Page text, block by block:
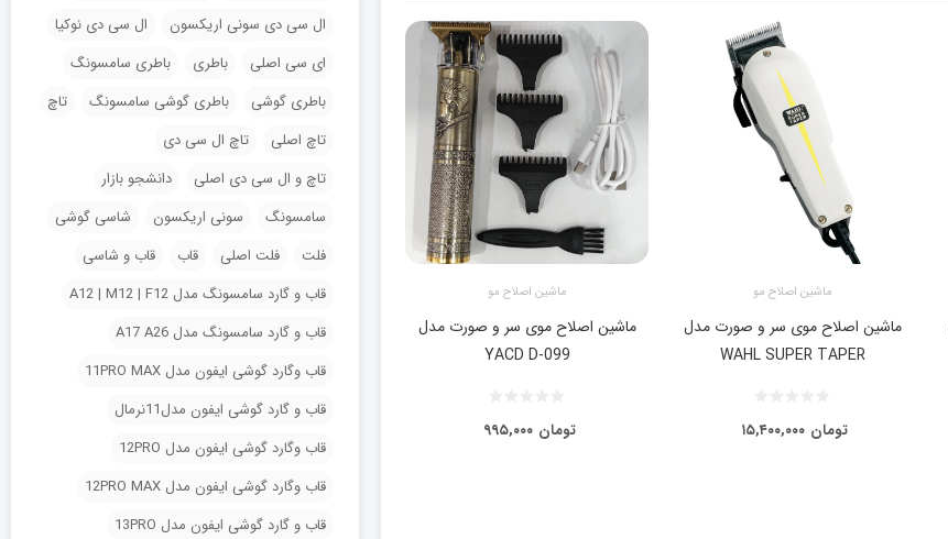
ماشین اصلاح مو
ماشین اصلاح موی سر و صورت مدل
WAHL SUPER TAPER
۱۵,۴۰۰,۰۰۰ تومان
ماشین اصلاح مو
ماشین اصلاح موی سر و صورت مدل
YACD D-099
۹۹۵,۰۰۰ تومان
ال سی دی سونی اریکسون
ال سی دی نوکیا
ای سی اصلی
باطری
باطری سامسونگ
باطری گوشی
باطری گوشی سامسونگ
تاچ
تاچ اصلی
تاچ ال سی دی
تاچ و ال سی دی اصلی
دانشجو بازار
سامسونگ
سونی اریکسون
شاسی گوشی
فلت
فلت اصلی قاب
قاب و شاسی
قاب و گارد سامسونگ مدل A12 | M12 | F12
قاب و گارد سامسونگ مدل A17 A26
قاب وگارد گوشی ایفون مدل 11PRO MAX
قاب و گارد گوشی ایفون مدل11نرمال
قاب وگارد گوشی ایفون مدل 12PRO
قاب وگارد گوشی ایفون مدل 12PRO MAX
قاب و گارد گوشی ایفون مدل 13PRO